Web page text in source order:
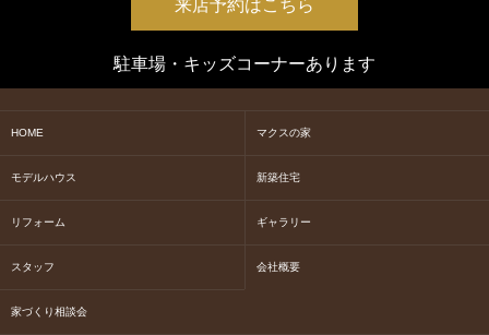
来店予約はこちら
駐車場・キッズコーナーあります
HOME マクスの家
モデルハウス 新築住宅
リフォーム ギャラリー
スタッフ 会社概要
家づくり相談会